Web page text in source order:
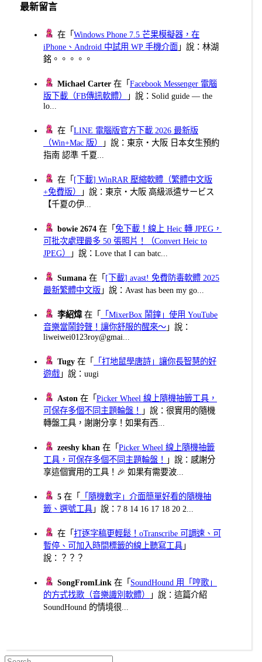
最新留言
在「Windows Phone 7.5 芒果模擬器，在
iPhone、Android 中試用 WP 手機介面 」說：林湖
銘。。。。。
Michael Carter 在「Facebook Messenger 電腦
版下載（FB傳訊軟體）
」說：Solid guide — the
lo...
在「LINE 電腦版官方下載 2026 最新版
（Win+Mac 版）
」說：東京・大阪 日本女生預約
指南 認準 千夏...
在「 [下載] WinRAR 壓縮軟體（繁體中文版
+免費版）
」說：東京・大阪 高級派遣サービス
【千夏の伊...
bowie 2674 在「免下載！線上 Heic 轉 JPEG，
可批次處理最多 50 張照片！（Convert Heic to
JPEG）
」說：Love that I can batc...
Sumana 在「 [下載] avast! 免費防毒軟體 2025
最新繁體中文版 」說：Avast has been my go...
李紹煒在「
「MixerBox 鬧鐘」使用 YouTube
音樂當鬧鈴聲！讓你舒服的醒來～ 」說：
liweiwei0123roy@gmai...
Tugy 在「
「打地鼠學唐詩」讓你長智慧的好
遊戲 」說：uugi
Aston 在「Picker Wheel 線上隨機抽籤工具，
可保存多個不同主題輪盤！
」說：很實用的隨機
轉盤工具，謝謝分享！如果有西...
zeeshy khan 在「Picker Wheel 線上隨機抽籤
工具，可保存多個不同主題輪盤！
」說：感謝分
享這個實用的工具！🎉 如果有需要波...
5 在「
「隨機數字」介面簡單好看的隨機抽
籤、選號工具 」說：7 8 14 16 17 18 20 2...
在「打逐字稿更輕鬆！oTranscribe 可調速、可
暫停、可加入時間標籤的線上聽寫工具 」
說：？？？
SongFromLink 在「 SoundHound 用「哼歌」
的方式找歌（音樂識別軟體）
」說：這篇介紹
SoundHound 的情境很...
Search